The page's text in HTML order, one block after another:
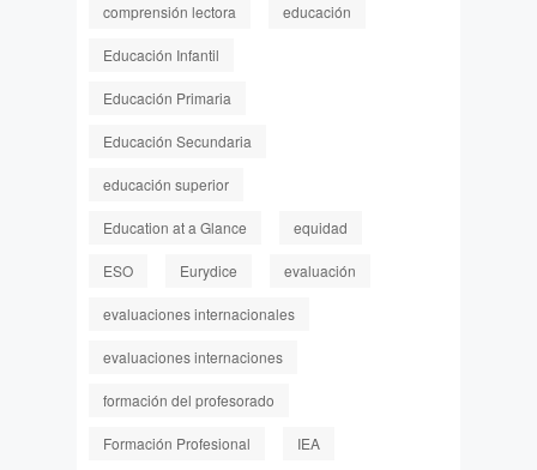
comprensión lectora educación
Educación Infantil
Educación Primaria
Educación Secundaria
educación superior
Education at a Glance equidad
ESO Eurydice evaluación
evaluaciones internacionales
evaluaciones internaciones
formación del profesorado
Formación Profesional IEA